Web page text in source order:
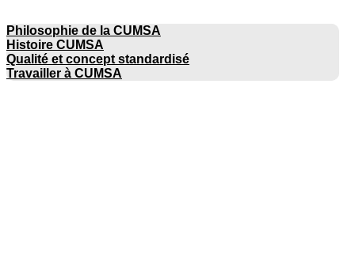
Philosophie de la CUMSA
Histoire CUMSA
Qualité et concept standardisé
Travailler à CUMSA